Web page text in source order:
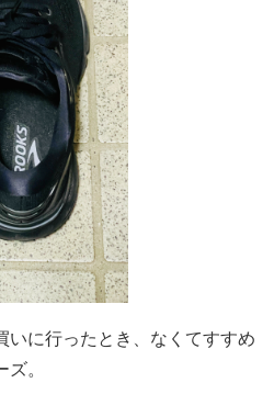
いに行ったとき、なくてすすめ
。